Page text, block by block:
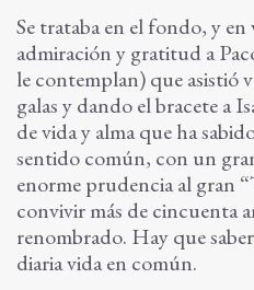
Se trataba en el fondo, y
admiración y gratitud a
le contemplan) que asistió
galas y dando el bracete a
de vida y alma que ha
sentido común, con un
enorme prudencia al gran
convivir más de cincuenta
renombrado. Hay que
diaria vida en común.